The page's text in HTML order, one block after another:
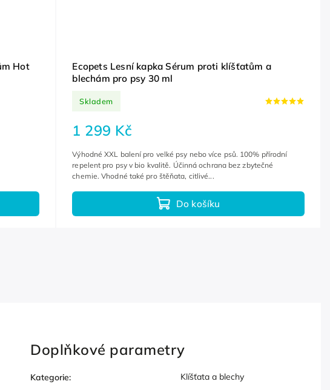
Hot
Ecopets Lesní kapka Sérum proti klíšťatům a
blechám pro psy 30 ml
Skladem
1 299 Kč
Do košíku
Výhodné XXL balení pro velké psy nebo více psů. 100% přírodní
repelent pro psy v bio kvalitě. Účinná ochrana bez zbytečné
chemie. Vhodné také pro štěňata, citlivé...
Doplňkové parametry
Kategorie:
Klíšťata a blechy